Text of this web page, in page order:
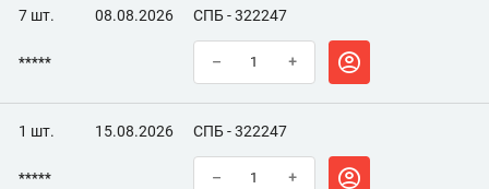
7 шт. 08.08.2026 СПБ - 322247
***** – +
1 шт. 15.08.2026 СПБ - 322247
***** – +